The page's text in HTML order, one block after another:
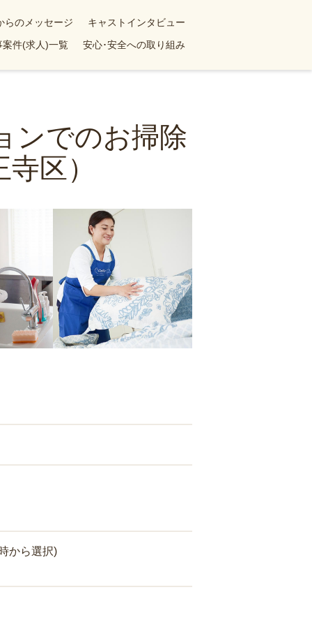
らのメッセージ
キャストインタビュー
案件(求人)一覧 安心･安全への取り組み
ンでのお掃除
区）
から選択)